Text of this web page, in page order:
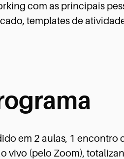
com as principais
templates de
em 2 aulas, 1 encontro
vivo (pelo Zoom),